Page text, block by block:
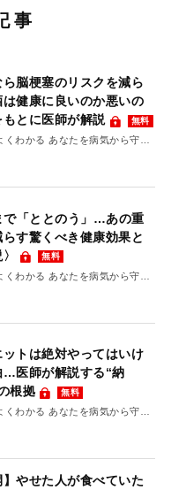
事
ら脳梗塞のリスクを減ら
健康に良いのか悪いの
とに医師が解説
無料
くわかる あなたを病気から守る
で「ととのう」…あの重
す驚くべき健康効果と
無料
わかる あなたを病気から守る
トは絶対やってはいけ
…医師が解説する“納
根拠
無料
くわかる あなたを病気から守る
】やせた人が食べていた